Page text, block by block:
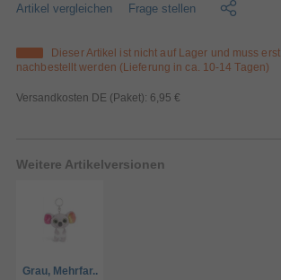
Artikel vergleichen Frage stellen
Dieser Artikel ist nicht auf Lager und muss erst
nachbestellt werden (Lieferung in ca. 10-14 Tagen)
Versandkosten DE (Paket): 6,95 €
Weitere Artikelversionen
Grau, Mehrfar..